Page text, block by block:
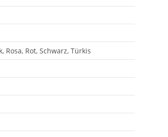
Rosa, Rot, Schwarz, Türkis